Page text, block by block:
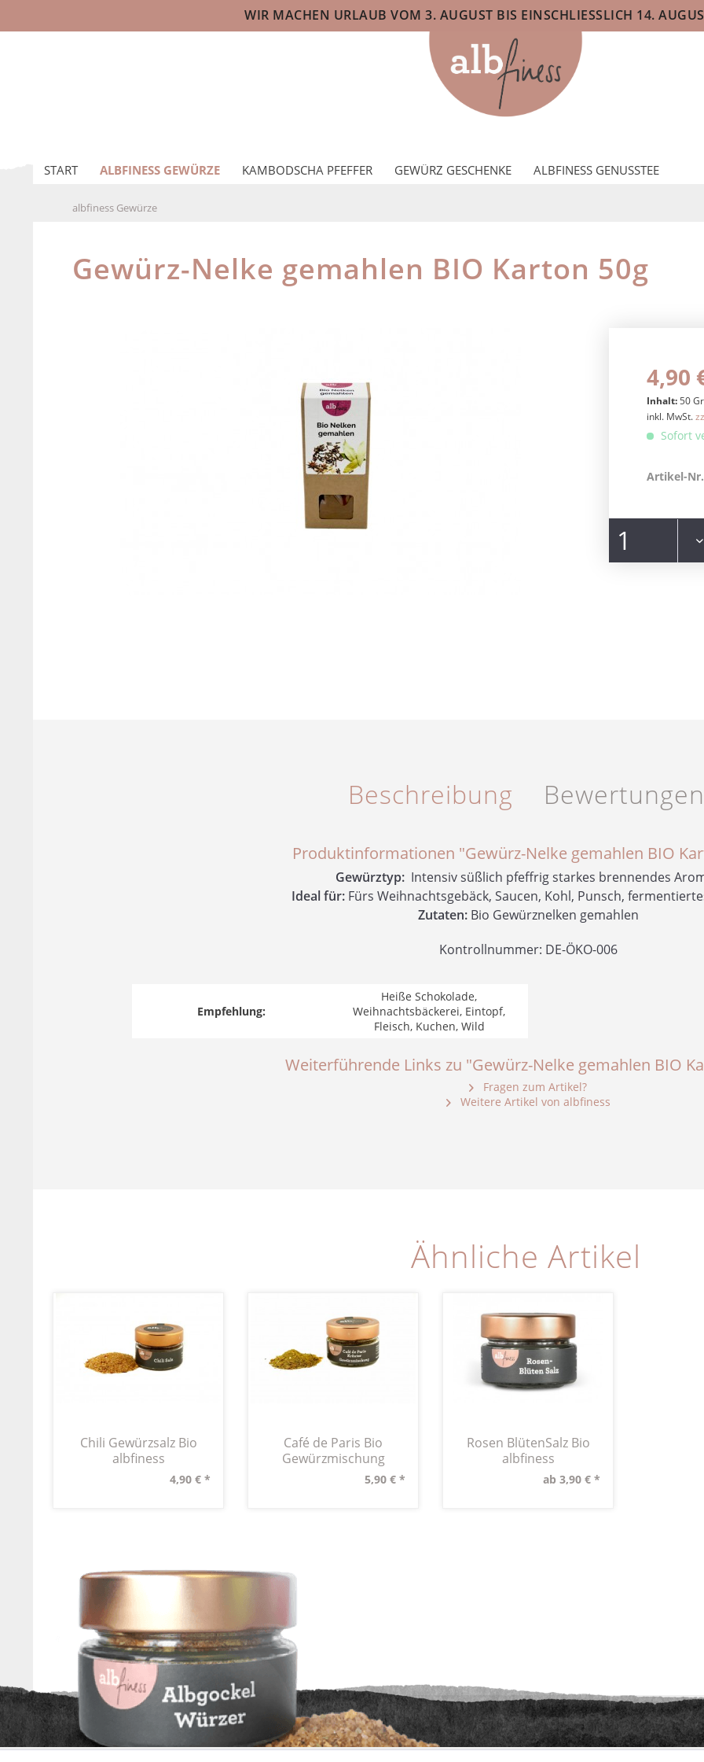
WIR MACHEN URLAUB VOM 3. AUGUST BIS EINSCHLIESSLICH 14.
START ALBFINESS GEWÜRZE KAMBODSCHA PFEFFER GEWÜRZ GESCHENKE ALBFINESS GENUSSTEE
albfiness Gewürze
Gewürz-Nelke gemahlen BIO Karton 50g
4,90
Inhalt:50
inkl. MwSt.
Sofort
Artikel-
Beschreibung Bewertungen
Produktinformationen "Gewürz-Nelke gemahlen BIO
Gewürztyp: Intensiv süßlich pfeffrig starkes brennendes
Ideal für:Fürs Weihnachtsgebäck, Saucen, Kohl, Punsch,
Zutaten:Bio Gewürznelken gemahlen
Kontrollnummer: DE-ÖKO-006
Empfehlung:
Heiße Schokolade,
Weihnachtsbäckerei, Eintopf,
Fleisch, Kuchen, Wild
Weiterführende Links zu "Gewürz-Nelke gemahlen BIO
Fragen zum Artikel?
Weitere Artikel von albfiness
Ähnliche Artikel
Chili Gewürzsalz Bio
albfiness
4,90 € *
Café de Paris Bio
Gewürzmischung
5,90 € *
Rosen BlütenSalz Bio
albfiness
ab 3,90 € *
* Alle Preise inkl. gesetzl. Mehrwertsteuer zzgl. Versandkosten und ggf. Nachnahmegebühren, wenn
aus der digitalenwollwinderei